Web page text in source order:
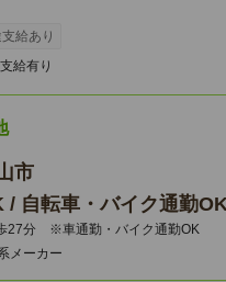
給あり
給有り
市
/ 自転車・バイク通勤
27分 ※車通勤・バイク通勤OK
メーカー